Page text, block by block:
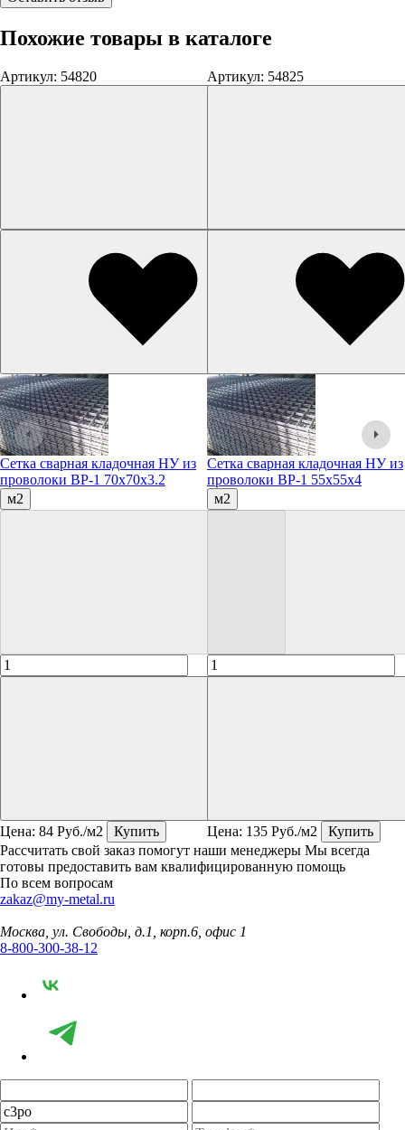
Похожие товары в каталоге
Артикул: 54820
Сетка сварная кладочная НУ из
проволоки ВР-1 70х70х3.2
м2
Цена: 84 Руб./м2 Купить
Артикул: 54825
Сетка сварная кладочная НУ из
проволоки ВР-1 55х55х4
м2
Цена: 135 Руб./м2
Купить
Рассчитать свой заказ помогут наши менеджеры Мы всегда
готовы предоставить вам квалифицированную помощь
По всем вопросам
zakaz@my-metal.ru
Москва, ул. Свободы, д.1, корп.6, офис 1
8-800-300-38-12